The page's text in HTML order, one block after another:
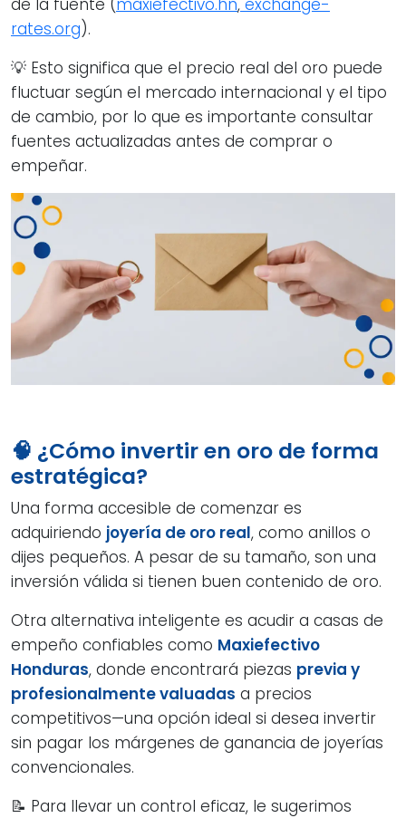
rates.org).
💡 Esto significa que el precio real del oro puede
fluctuar según el mercado internacional y el tipo
de cambio, por lo que es importante consultar
fuentes actualizadas antes de comprar o
empeñar.
🧠 ¿Cómo invertir en oro de forma
estratégica?
Una forma accesible de comenzar es
adquiriendo joyería de oro real, como anillos o
dijes pequeños. A pesar de su tamaño, son una
inversión válida si tienen buen contenido de oro.
Otra alternativa inteligente es acudir a casas de
empeño confiables como Maxiefectivo
Honduras, donde encontrará piezas previa y
profesionalmente valuadas a precios
competitivos—una opción ideal si desea invertir
sin pagar los márgenes de ganancia de joyerías
convencionales.
📝 Para llevar un control eficaz, le sugerimos